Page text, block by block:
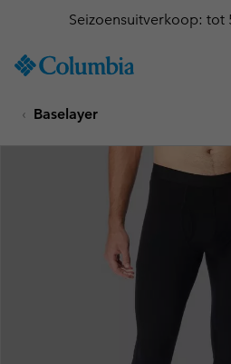
TO
SKIP
MAIN
Seizoensuitverkoop: tot
Baselayer